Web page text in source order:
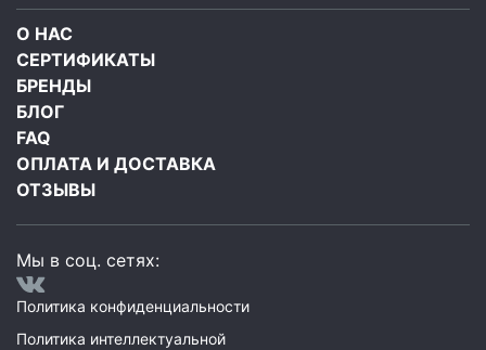
О НАС
СЕРТИФИКАТЫ
БРЕНДЫ
БЛОГ
FAQ
ОПЛАТА И ДОСТАВКА
ОТЗЫВЫ
Мы в соц. сетях:
Политика конфиденциальности
Политика интеллектуальной